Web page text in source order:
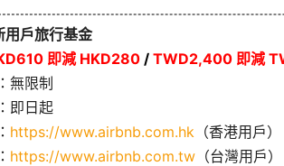
戶旅行基金
即減 HKD280 / TWD2,400 即減
無限制
即日起
https://www.airbnb.com.hk （香港用戶）
https://www.airbnb.com.tw （台灣用戶）